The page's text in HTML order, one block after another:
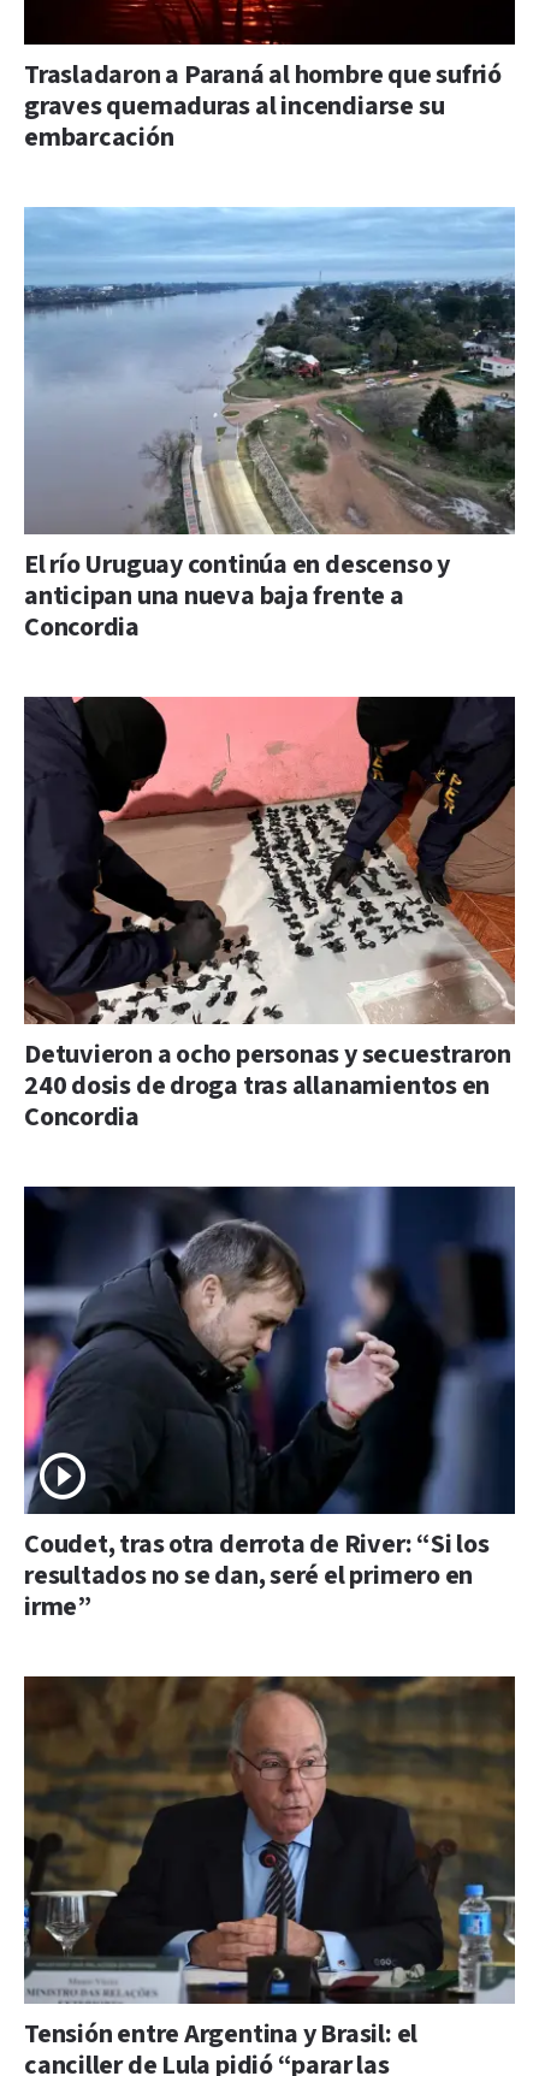
Trasladaron a Paraná al hombre que sufrió
graves quemaduras al incendiarse su
embarcación
El río Uruguay continúa en descenso y
anticipan una nueva baja frente a
Concordia
Detuvieron a ocho personas y secuestraron
240 dosis de droga tras allanamientos en
Concordia
Coudet, tras otra derrota de River: “Si los
resultados no se dan, seré el primero en
irme”
Tensión entre Argentina y Brasil: el
canciller de Lula pidió “parar las